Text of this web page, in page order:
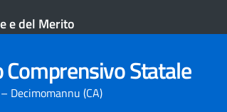
e del Merito
Statale
Decimomannu (CA)